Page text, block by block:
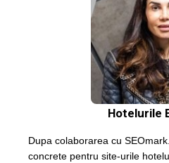
Hotelurile
Dupa colaborarea cu
concrete pentru site-urile